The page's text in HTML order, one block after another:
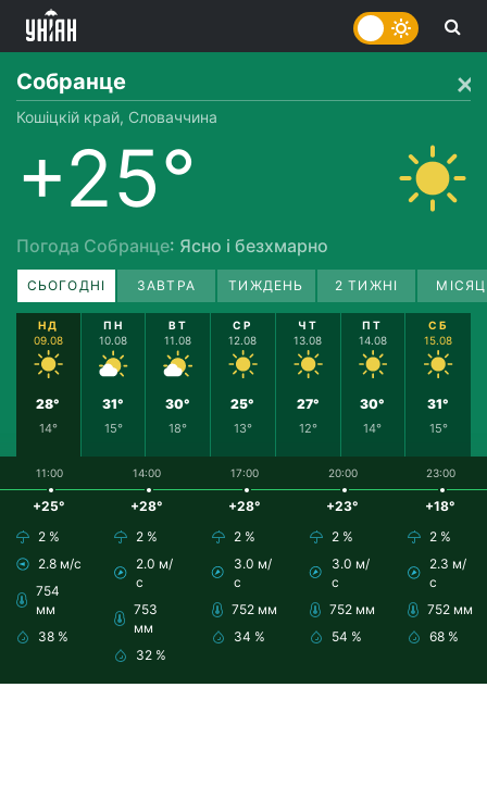
Собранце
Кошіцкій край, Словаччина
+25°
Погода Собранце: Ясно і безхмарно
СЬОГОДНІ ЗАВТРА ТИЖДЕНЬ 2 ТИЖНІ
НД
09.08
28°
14°
ПН
10.08
31°
15°
ВТ
11.08
30°
18°
СР
12.08
25°
13°
ЧТ
13.08
27°
12°
ПТ
14.08
30°
14°
СБ
15.08
31°
15°
11:00
+25°
2 %
2.8 м/с
754
мм
38 %
14:00
+28°
2 %
2.0 м/
с
753
мм
32 %
17:00
+28°
2 %
3.0 м/
с
752 мм
34 %
20:00
+23°
2 %
3.0 м/
с
752 мм
54 %
23:00
+18°
2 %
2.3 м/
с
752 мм
68 %